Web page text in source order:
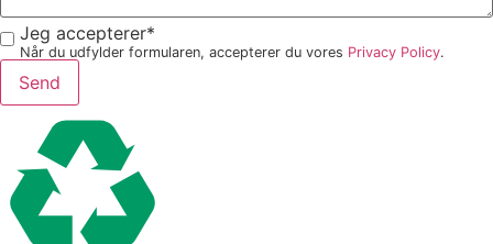
Jeg accepterer*
Når du udfylder formularen, accepterer du vores Privacy Policy.
Send